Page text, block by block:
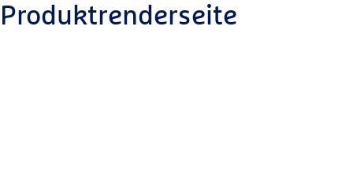
Produktrenderseite